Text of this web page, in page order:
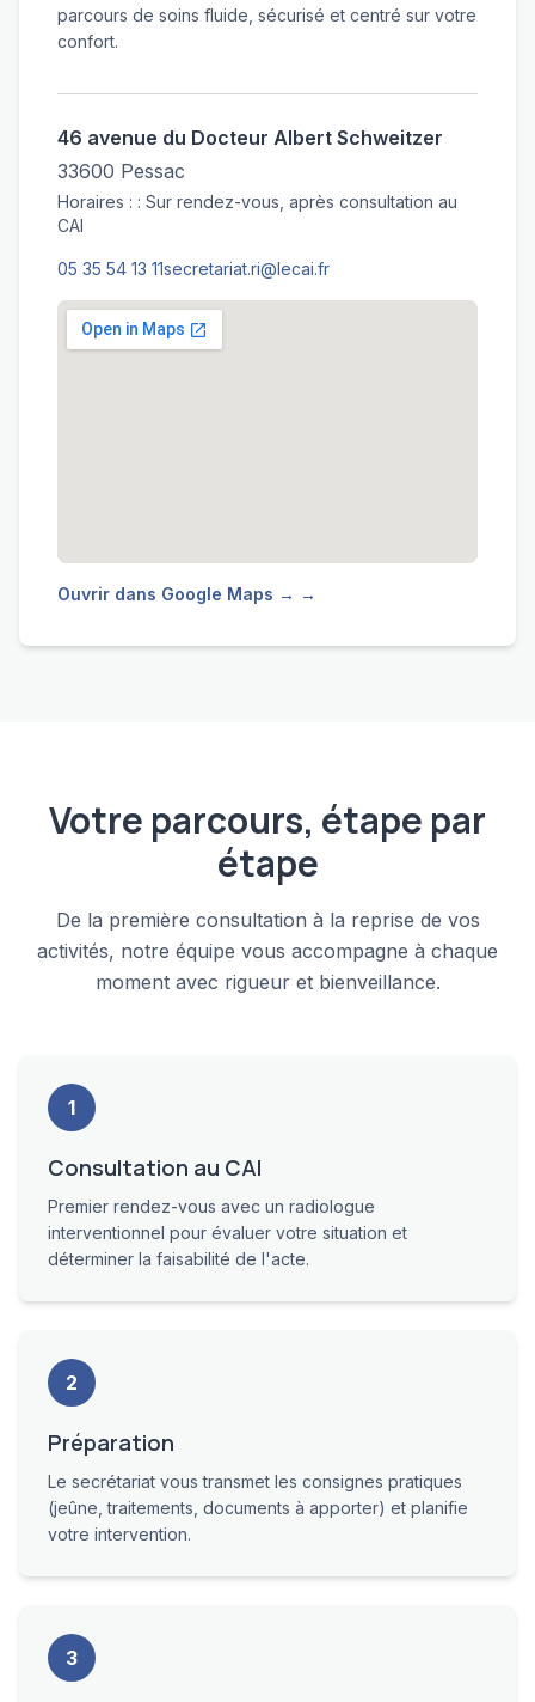
parcours de soins fluide, sécurisé et centré sur votre
confort.
46 avenue du Docteur Albert Schweitzer
33600 Pessac
Horaires : : Sur rendez-vous, après consultation au
CAI
05 35 54 13 11secretariat.ri@lecai.fr
Ouvrir dans Google Maps → →
Votre parcours, étape par
étape
De la première consultation à la reprise de vos
activités, notre équipe vous accompagne à chaque
moment avec rigueur et bienveillance.
1
Consultation au CAI
Premier rendez-vous avec un radiologue
interventionnel pour évaluer votre situation et
déterminer la faisabilité de l'acte.
2
Préparation
Le secrétariat vous transmet les consignes pratiques
(jeûne, traitements, documents à apporter) et planifie
votre intervention.
3